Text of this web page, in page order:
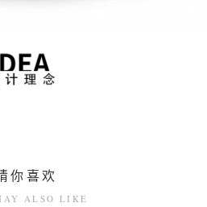
你喜欢
ALSO LIKE